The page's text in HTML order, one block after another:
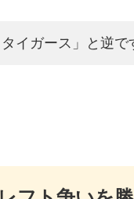
イガース」と逆で